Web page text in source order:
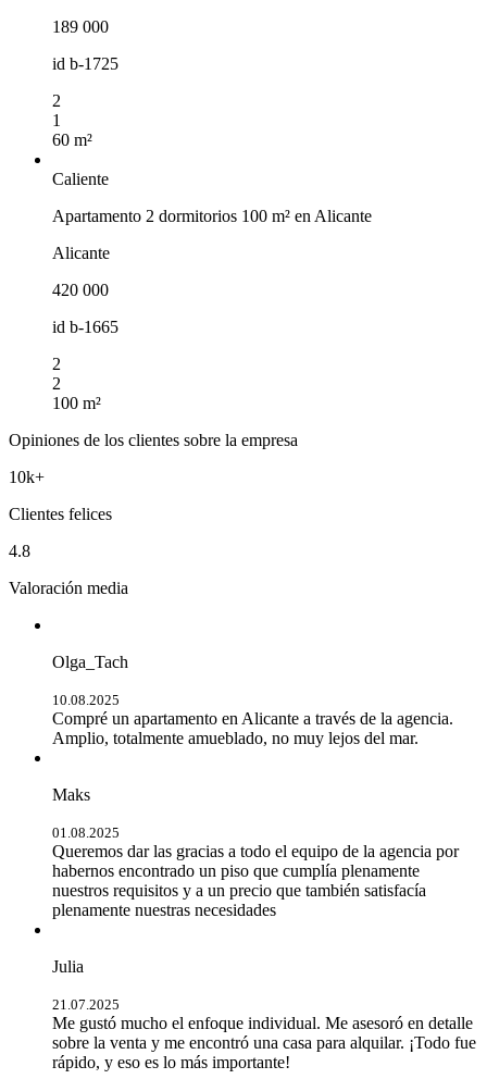
189 000
id b-1725
2
1
60 m²
Caliente
Apartamento 2 dormitorios 100 m² en Alicante
Alicante
420 000
id b-1665
2
2
100 m²
Opiniones de los clientes sobre la empresa
10k+
Clientes felices
4.8
Valoración media
Olga_Tach
10.08.2025
Compré un apartamento en Alicante a través de la agencia.
Amplio, totalmente amueblado, no muy lejos del mar.
Maks
01.08.2025
Queremos dar las gracias a todo el equipo de la agencia por
habernos encontrado un piso que cumplía plenamente
nuestros requisitos y a un precio que también satisfacía
plenamente nuestras necesidades
Julia
21.07.2025
Me gustó mucho el enfoque individual. Me asesoró en detalle
sobre la venta y me encontró una casa para alquilar. ¡Todo fue
rápido, y eso es lo más importante!